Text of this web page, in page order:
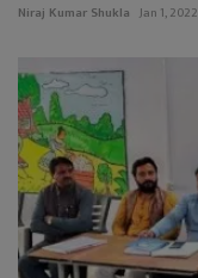
Niraj Kumar Shukla Jan 1, 2022